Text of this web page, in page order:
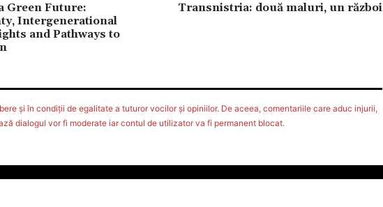
Green Future:
Intergenerational
and Pathways to
Transnistria: două maluri, un război
şi în condiţii de egalitate a tuturor vocilor şi opiniilor. De aceea, comentariile care aduc injurii,
dialogul vor fi moderate iar contul de utilizator va fi permanent blocat.